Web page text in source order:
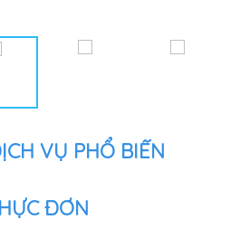
VỤ PHỔ BIẾN
ĐƠN